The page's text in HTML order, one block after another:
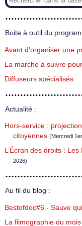
Boite à outil du
Avant d’organiser une
La marche à suivre
Diffuseurs spécialisés
Actualité :
Hors-service :
citoyennes (Mercredi
L’Écran des droits :
2026)
Au fil du blog :
Bestofdoc#6 - Sauve
La filmographie du